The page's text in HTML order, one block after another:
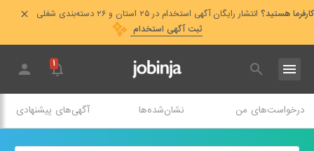
کارفرما هستید؟ انتشار رایگان آگهی استخدام در ۲۵ استان و ۲۶ دسته‌بندی شغلی
ثبت آگهی استخدام
۱
درخواست‌های من نشان‌شده‌ها آگهی‌های پیشنهادی